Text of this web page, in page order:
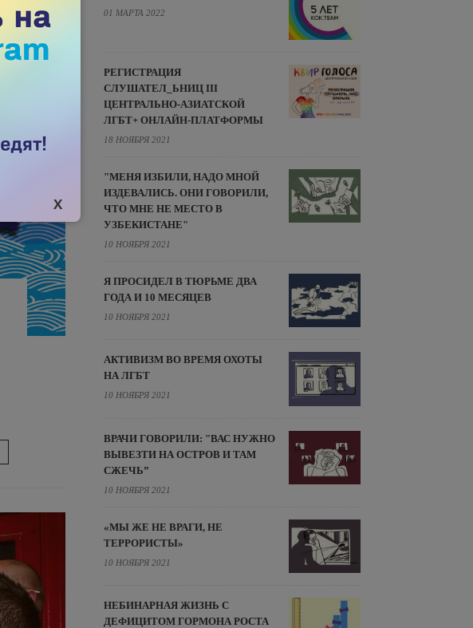
01 МАРТА 2022
РЕГИСТРАЦИЯ
СЛУШАТЕЛ_ЬНИЦ III
ЦЕНТРАЛЬНО-АЗИАТСКОЙ
ЛГБТ+ ОНЛАЙН-ПЛАТФОРМЫ
18 НОЯБРЯ 2021
"МЕНЯ ИЗБИЛИ, НАДО МНОЙ
ИЗДЕВАЛИСЬ. ОНИ ГОВОРИЛИ,
ЧТО МНЕ НЕ МЕСТО В
УЗБЕКИСТАНЕ"
10 НОЯБРЯ 2021
Я ПРОСИДЕЛ В ТЮРЬМЕ ДВА
ГОДА И 10 МЕСЯЦЕВ
10 НОЯБРЯ 2021
АКТИВИЗМ ВО ВРЕМЯ ОХОТЫ
НА ЛГБТ
10 НОЯБРЯ 2021
ВРАЧИ ГОВОРИЛИ: "ВАС НУЖНО
ВЫВЕЗТИ НА ОСТРОВ И ТАМ
СЖЕЧЬ”
10 НОЯБРЯ 2021
«МЫ ЖЕ НЕ ВРАГИ, НЕ
ТЕРРОРИСТЫ»
10 НОЯБРЯ 2021
НЕБИНАРНАЯ ЖИЗНЬ С
ДЕФИЦИТОМ ГОРМОНА РОСТА